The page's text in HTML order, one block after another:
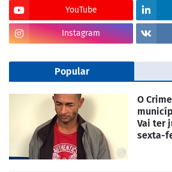
YouTube
Instagram
Popular
O
Vai ter
sexta-